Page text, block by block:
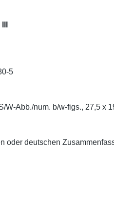
5
W-Abb./num. b/w-figs., 27,5 x
oder deutschen